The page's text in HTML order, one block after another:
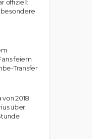
offiziell:
feiern
Transfer
2018:
über